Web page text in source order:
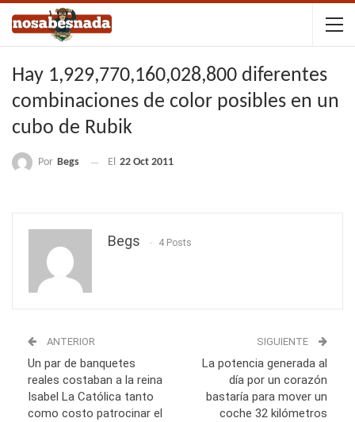
Hay 1,929,770,160,028,800 diferentes
combinaciones de color posibles en un
cubo de Rubik
Por Begs El 22 Oct 2011
Begs 4 Posts
ANTERIOR
Un par de banquetes
reales costaban a la reina
Isabel La Católica tanto
como costo patrocinar el
SIGUIENTE
La potencia generada al
día por un corazón
bastaría para mover un
coche 32 kilómetros